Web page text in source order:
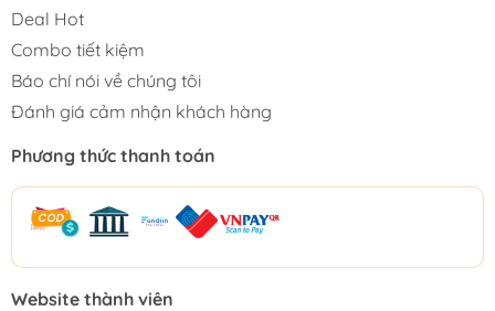
Deal Hot
Combo tiết kiệm
Báo chí nói về chúng tôi
Đánh giá cảm nhận khách hàng
Phương thức thanh toán
Website thành viên